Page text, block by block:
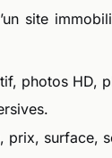
site
photos HD,
prix, surface,